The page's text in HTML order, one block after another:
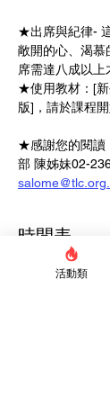
★出席與紀律-
敞開的心、渴慕
席需達八成以上
★使用教材：[新
版]，請於課程
★感謝您的閱讀
部 陳姊妹02-
時間表
1:00 PM - 2:30
活動類